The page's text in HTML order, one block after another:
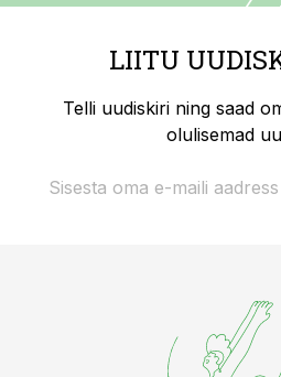
LIITU
Telli uudiskiri ning saad
olulisemad